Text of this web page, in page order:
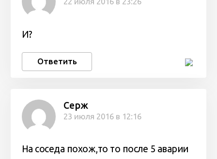
И?
Ответить
Серж
23 июля 2016 в 12:16
На соседа похож,то то после 5 аварии